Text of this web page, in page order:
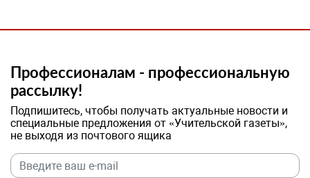
Профессионалам - профессиональную
рассылку!
Подпишитесь, чтобы получать актуальные новости и
специальные предложения от «Учительской газеты»,
не выходя из почтового ящика